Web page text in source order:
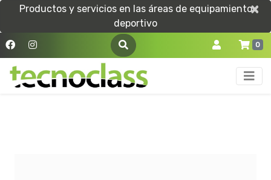
Productos y servicios en las áreas de equipamiento
deportivo
×
×
0